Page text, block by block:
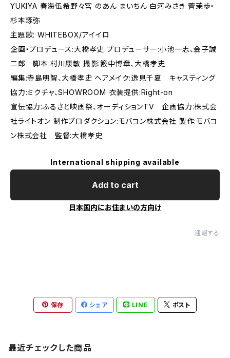
YUKIYA 春海伍希野々宮 のあん まいちん ⽩河みさき 菅茉歩・
杉本琢弥
主題歌: WHITEBOX/アイイロ
企画・プロデュース:⼤橋孝史 プロデューサー:⼩池⼀志、⾦⼦誠
⼆郎 脚本:村川康敏 撮影:籔中博章、⼤橋孝史
編集:寺島明智、⼤橋孝史 ヘアメイク:逸⾒千夏 キャスティング
協⼒:ミクチャ、SHOWROOM ⾐装提供:Right-on
宣伝協⼒:ふるさと映画祭、オーディションTV 企画協⼒:株式会
社ライトオン 制作プロダクション:モバコン株式会社 製作:モバコ
ン株式会社 監督:⼤橋孝史
International shipping available
Add to cart
日本国内にお住まいの方向け
通報する
保存 シェア LINE ポスト
最近チェックした商品